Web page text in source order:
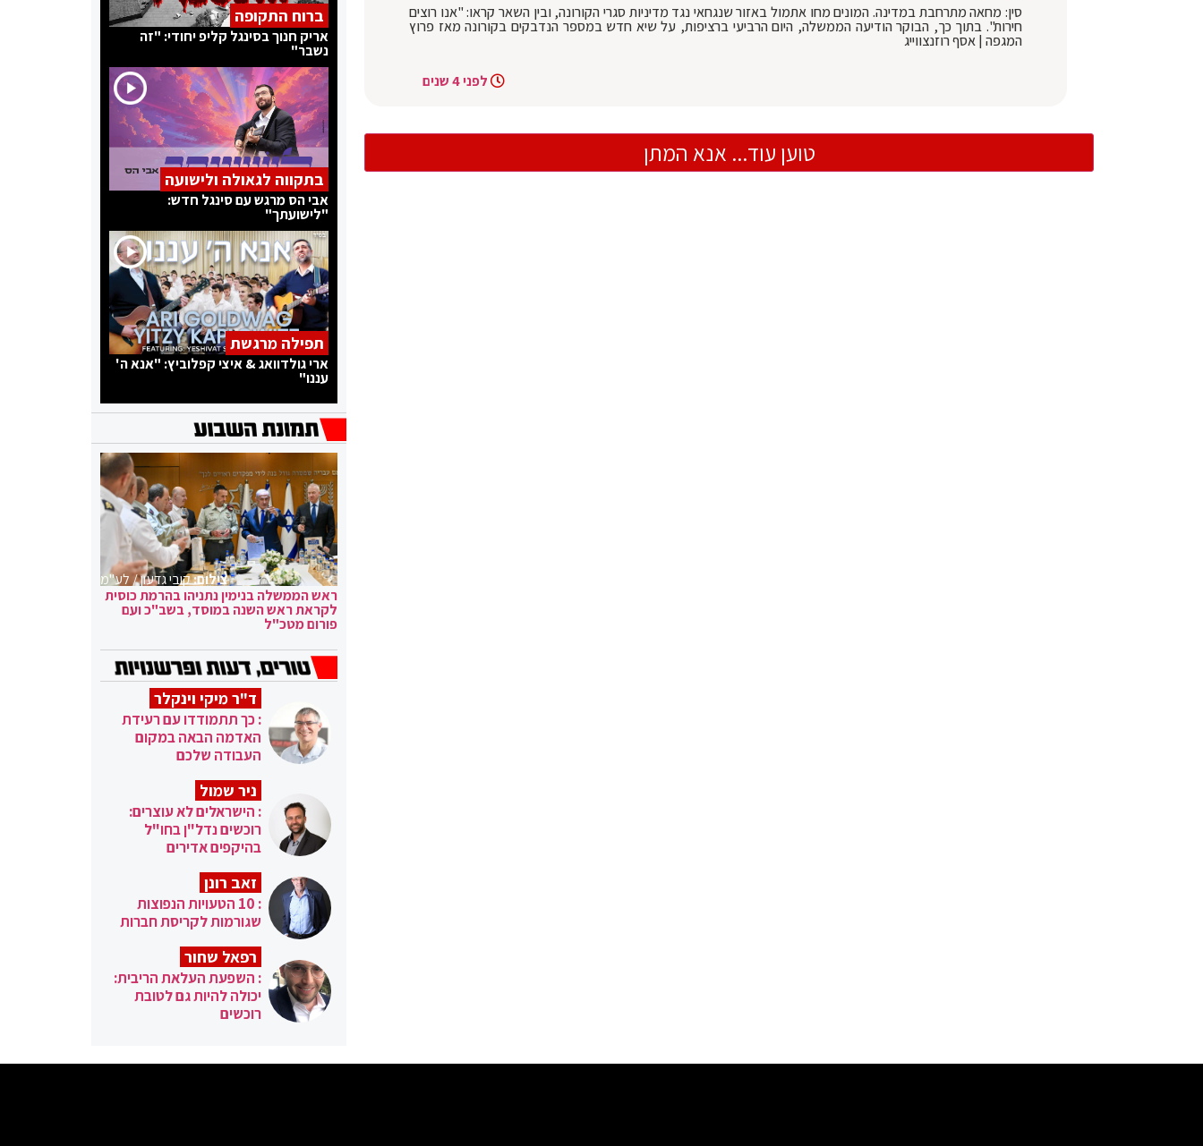
סין: מחאה מתרחבת במדינה. המונים מחו אתמול באזור שנגחאי נגד מדיניות סגרי הקורונה, ובין השאר קראו: "אנו רוצים
חירות". בתוך כך, הבוקר הודיעה הממשלה, היום הרביעי ברציפות, על שיא חדש במספר הנדבקים בקורונה מאז פרוץ
המגפה | אסף רוזנצווייג
לפני 4 שנים
טוען עוד... אנא המתן
ברוח התקופה
אריק חנוך בסינגל קליפ יחודי: "זה
נשבר"
בתקווה לגאולה ולישועה
אבי הס מרגש עם סינגל חדש:
"לישועתך"
תפילה מרגשת
ארי גולדוואג & איצי קפלוביץ: "אנא ה'
עננו"
צילום:קובי גדעון / לע"מ
ראש הממשלה בנימין נתניהו בהרמת כוסית
לקראת ראש השנה במוסד, בשב"כ ועם
פורום מטכ"ל
ד"ר מיקי וינקלר
: כך תתמודדו עם רעידת
האדמה הבאה במקום
העבודה שלכם
ניר שמול
: הישראלים לא עוצרים:
רוכשים נדל"ן בחו"ל
בהיקפים אדירים
זאב רונן
: 10 הטעויות הנפוצות
שגורמות לקריסת חברות
רפאל שחור
: השפעת העלאת הריבית:
יכולה להיות גם לטובת
רוכשים